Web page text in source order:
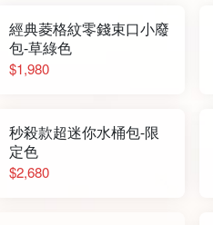
經典菱格紋零錢束口小廢
包-草綠色
$1,980
秒殺款超迷你水桶包-限
定色
$2,680